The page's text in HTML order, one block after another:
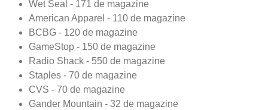
Wet Seal - 171 de magazine
American Apparel - 110 de magazine
BCBG - 120 de magazine
GameStop - 150 de magazine
Radio Shack - 550 de magazine
Staples - 70 de magazine
CVS - 70 de magazine
Gander Mountain - 32 de magazine